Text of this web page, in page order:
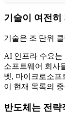
기술이 여전히
기술은 조 단위
AI 인프라 수요는
소프트웨어 회사
벳, 마이크로소프
이 현재 목록의
반도체는 전